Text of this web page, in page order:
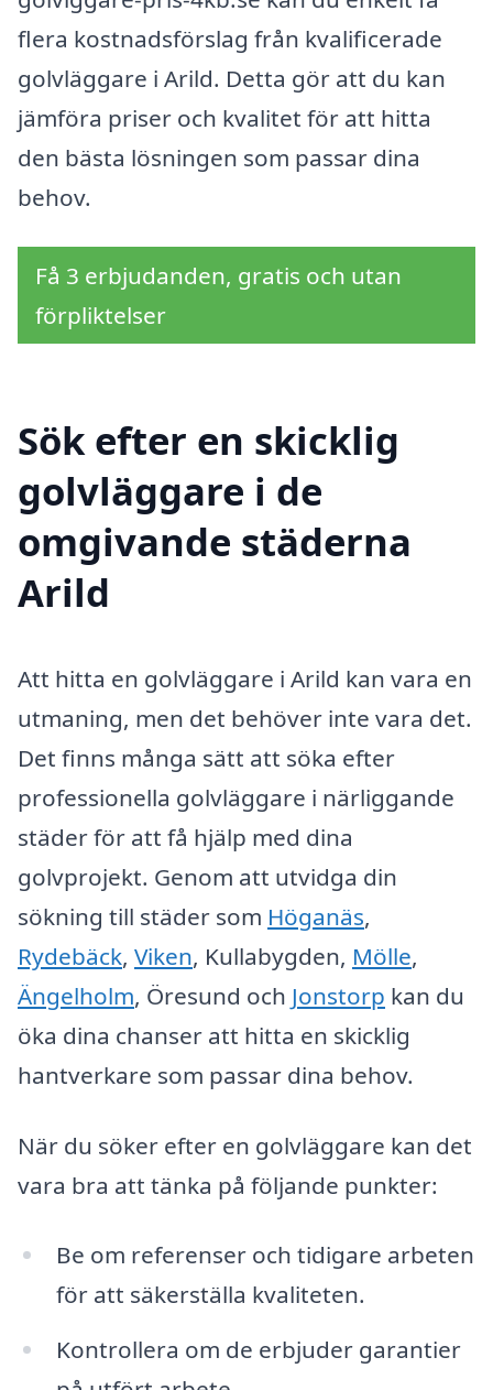
flera kostnadsförslag från kvalificerade
golvläggare i Arild. Detta gör att du kan
jämföra priser och kvalitet för att hitta
den bästa lösningen som passar dina
behov.
Få 3 erbjudanden, gratis och utan
förpliktelser
Sök efter en skicklig
golvläggare i de
omgivande städerna
Arild
Att hitta en golvläggare i Arild kan vara en
utmaning, men det behöver inte vara det.
Det finns många sätt att söka efter
professionella golvläggare i närliggande
städer för att få hjälp med dina
golvprojekt. Genom att utvidga din
sökning till städer som Höganäs,
Rydebäck, Viken, Kullabygden, Mölle,
Ängelholm, Öresund och Jonstorp kan du
öka dina chanser att hitta en skicklig
hantverkare som passar dina behov.
När du söker efter en golvläggare kan det
vara bra att tänka på följande punkter:
Be om referenser och tidigare arbeten
för att säkerställa kvaliteten.
Kontrollera om de erbjuder garantier